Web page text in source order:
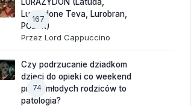
167
Lurasidone Teva, Lurobran,
POLUR)
Przez Lord Cappuccino
74
Czy podrzucanie dziadkom
dzieci do opieki co weekend
przez młodych rodziców to
patologia?